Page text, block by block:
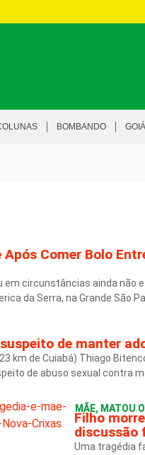
BOMBANDO
Comer Bolo
em circunstâncias ainda não
da Serra, na Grande São
de manter
km de Cuiabá) Thiago
de abuso sexual contra
MÃE, MATOU
Filho
discussão
Uma tragédia